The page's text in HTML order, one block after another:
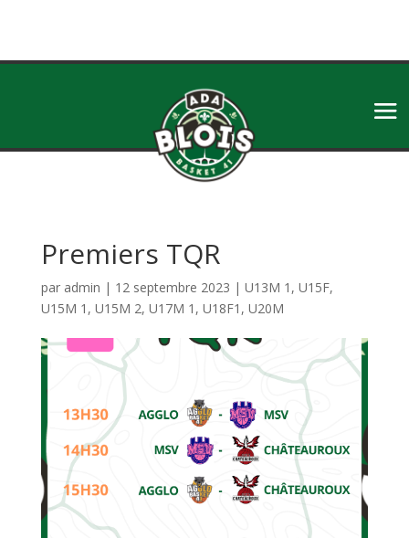
Premiers TQR
par admin | 12 septembre 2023 | U13M 1 , U15F,
U15M 1 , U15M 2, U17M 1 , U18F1 , U20M